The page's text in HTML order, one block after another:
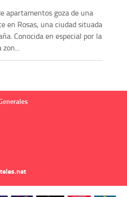
apartamentos goza de una
en Rosas, una ciudad situada
Conocida en especial por la
zon...